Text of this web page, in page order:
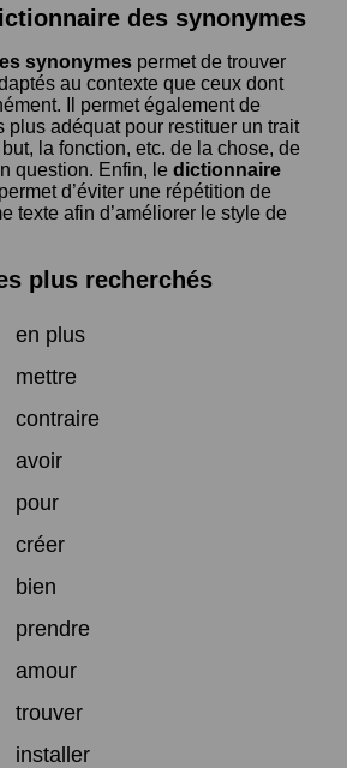
des synonymes
synonymes permet de trouver
au contexte que ceux dont
Il permet également de
plus adéquat pour restituer un trait
la fonction, etc. de la chose, de
question. Enfin, le dictionnaire
permet d’éviter une répétition de
texte afin d’améliorer le style de
plus recherchés
en plus
mettre
contraire
avoir
pour
créer
bien
prendre
amour
trouver
installer